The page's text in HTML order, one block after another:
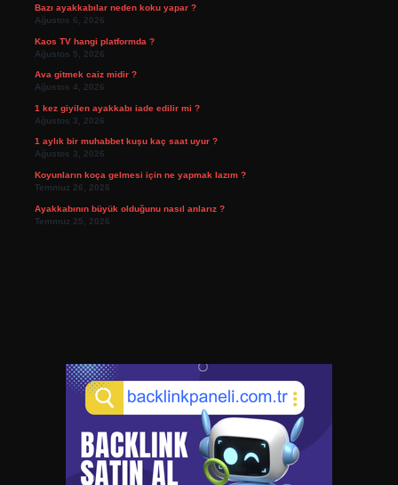
Bazı ayakkabılar neden koku yapar ?
Ağustos 6, 2026
Kaos TV hangi platformda ?
Ağustos 5, 2026
Ava gitmek caiz midir ?
Ağustos 4, 2026
1 kez giyilen ayakkabı iade edilir mi ?
Ağustos 3, 2026
1 aylık bir muhabbet kuşu kaç saat uyur ?
Ağustos 3, 2026
Koyunların koça gelmesi için ne yapmak lazım ?
Temmuz 26, 2026
Ayakkabının büyük olduğunu nasıl anlarız ?
Temmuz 25, 2026